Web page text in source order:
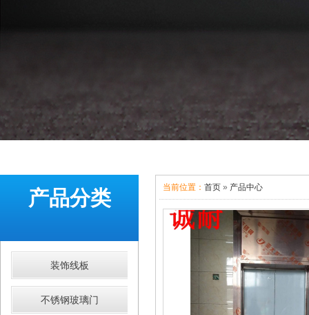
当前位置： 首页 » 产品中心
产品分类
装饰线板
不锈钢玻璃门